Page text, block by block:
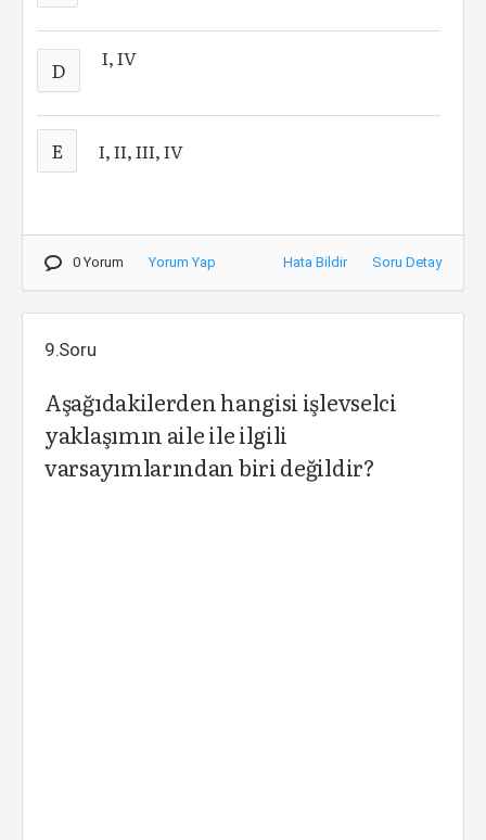
D I, IV
E I, II, III, IV
0 Yorum Yorum Yap Hata Bildir Soru Detay
9.Soru
Aşağıdakilerden hangisi işlevselci
yaklaşımın aile ile ilgili
varsayımlarından biri değildir?